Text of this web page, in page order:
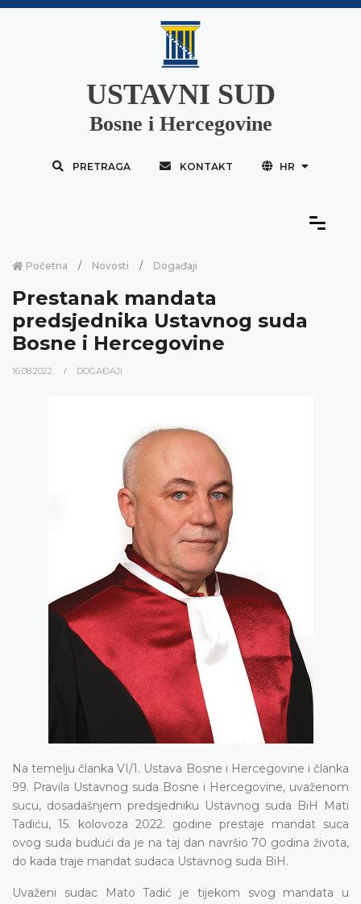
USTAVNI SUD
Bosne i Hercegovine
PRETRAGA KONTAKT HR
Početna Novosti Događaji
Prestanak mandata
predsjednika Ustavnog suda
Bosne i Hercegovine
16.08.2022. DOGAĐAJI
Na temelju članka VI/1. Ustava Bosne i Hercegovine i članka
99. Pravila Ustavnog suda Bosne i Hercegovine, uvaženom
sucu, dosadašnjem predsjedniku Ustavnog suda BiH Mati
Tadiću, 15. kolovoza 2022. godine prestaje mandat suca
ovog suda budući da je na taj dan navršio 70 godina života,
do kada traje mandat sudaca Ustavnog suda BiH.
Uvaženi sudac Mato Tadić je tijekom svog mandata u